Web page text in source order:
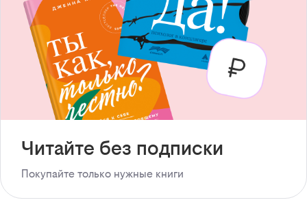
Читайте без подписки
Покупайте только нужные книги